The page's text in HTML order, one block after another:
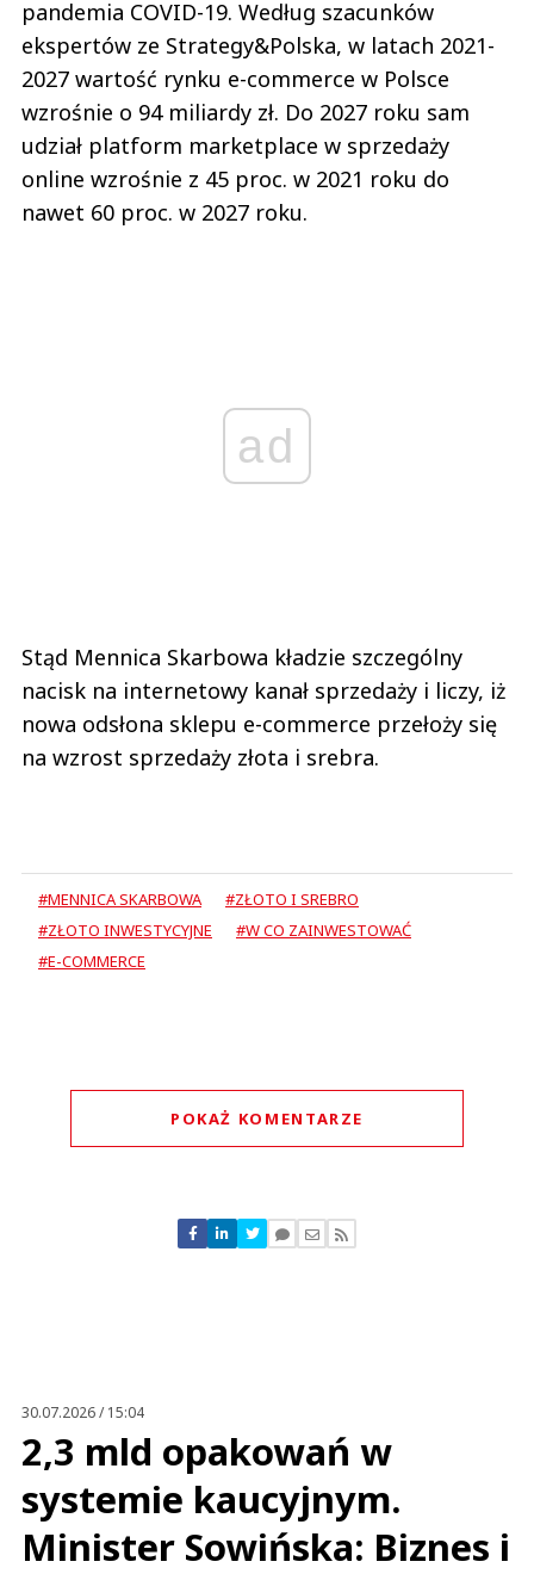
pandemia COVID-19. Według szacunków
ekspertów ze Strategy&Polska, w latach 2021-
2027 wartość rynku e-commerce w Polsce
wzrośnie o 94 miliardy zł. Do 2027 roku sam
udział platform marketplace w sprzedaży
online wzrośnie z 45 proc. w 2021 roku do
nawet 60 proc. w 2027 roku.
ad
Stąd Mennica Skarbowa kładzie szczególny
nacisk na internetowy kanał sprzedaży i liczy, iż
nowa odsłona sklepu e-commerce przełoży się
na wzrost sprzedaży złota i srebra.
#MENNICA SKARBOWA
#ZŁOTO I SREBRO
#ZŁOTO INWESTYCYJNE
#W CO ZAINWESTOWAĆ
#E-COMMERCE
POKAŻ KOMENTARZE
Nie znaleziono komentarzy
Zostaw swoje komentarze
30.07.2026 / 15:04
2,3 mld opakowań w
systemie kaucyjnym.
Minister Sowińska: Biznes i